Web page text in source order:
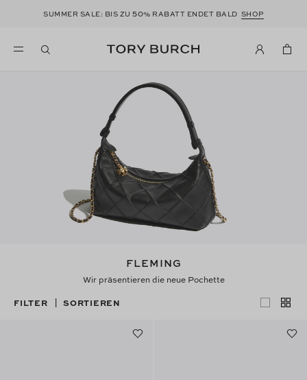
SUMMER SALE: BIS ZU50% RABATT ENDET BALD SHOP
FLEMING
Wir präsentieren die neue Pochette
FILTER
SORTIEREN